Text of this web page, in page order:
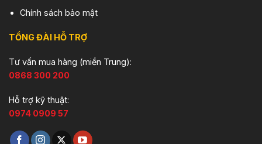
Chính sách bảo mật
TỔNG ĐÀI HỖ TRỢ
Tư vấn mua hàng (miền Trung):
0868 300 200
Hỗ trợ kỹ thuật:
0974 0909 57